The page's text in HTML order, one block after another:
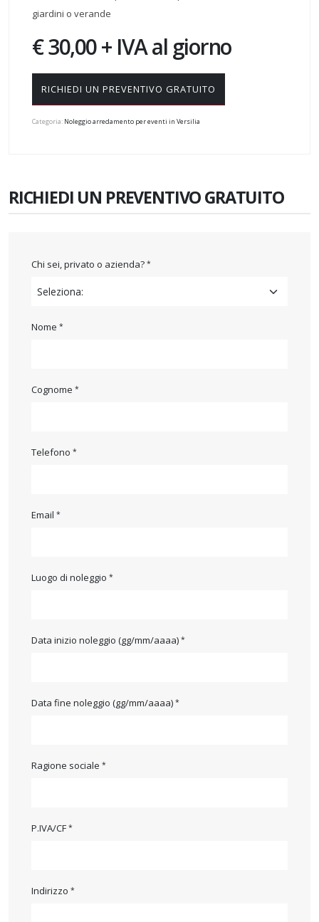
giardini o verande
€ 30,00 + IVA al giorno
RICHIEDI UN PREVENTIVO GRATUITO
Categoria: Noleggio arredamento per eventi in Versilia
RICHIEDI UN PREVENTIVO GRATUITO
Chi sei, privato o azienda?
Nome
Cognome
Telefono
Email
Luogo di noleggio
Data inizio noleggio (gg/mm/aaaa)
Data fine noleggio (gg/mm/aaaa)
Ragione sociale
P.IVA/CF
Indirizzo